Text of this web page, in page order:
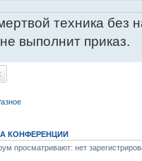
техника без
выполнит приказ.
КОНФЕРЕНЦИИ
просматривают: нет